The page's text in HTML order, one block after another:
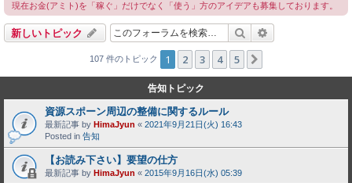
現在お金(アミト)を「稼ぐ」だけでなく「使う」方のアイデアも募集しております。
新しいトピック 検索
107 件のトピック 1 2 3 4 5
告知トピック
資源スポーン周辺の整備に関するルール
最新記事 by HimaJyun « 2021年9月21日(火) 16:43
Posted in 告知
【お読み下さい】要望の仕方
最新記事 by HimaJyun « 2015年9月16日(水) 05:39